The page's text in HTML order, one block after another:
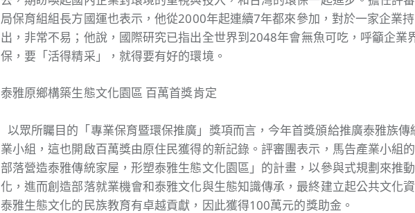
局保育組組長方國運也表示，他從2000年起連續7年都來參加，對於一家企業
出，非常不易；他說，國際研究已指出全世界到2048年會無魚可吃，呼籲企業
保，要「活得精采」，就得要有好的環境。
泰雅原鄉構築生態文化園區 百萬首獎肯定
以眾所矚目的「專業保育暨環保推廣」獎項而言，今年首獎頒給推廣泰雅族傳
業小組，這也開啟百萬獎由原住民獲得的新記錄。評審團表示，馬告產業小組
部落營造泰雅傳統家屋，形塑泰雅生態文化園區」的計畫，以參與式規劃來推
化，進而創造部落就業機會和泰雅文化與生態知識傳承，最終建立起公共文化
泰雅生態文化的民族教育有卓越貢獻，因此獲得100萬元的獎助金。